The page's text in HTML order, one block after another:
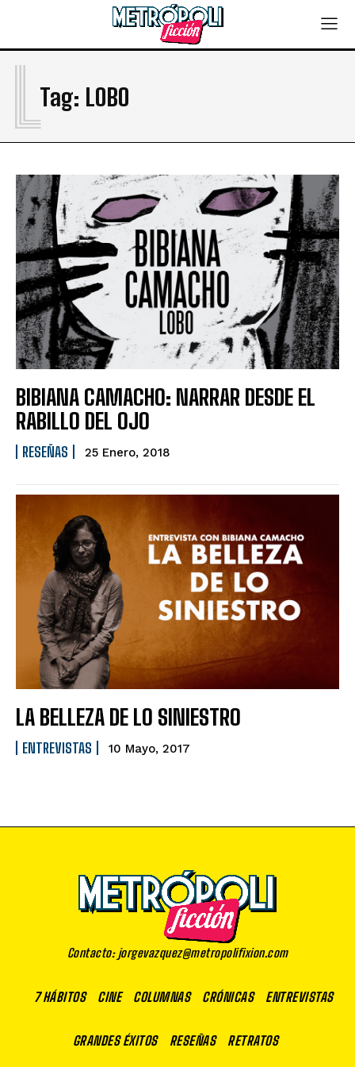
Tag: LOBO
L
BIBIANA CAMACHO: NARRAR DESDE EL
RABILLO DEL OJO
RESEÑAS 25 Enero, 2018
LA BELLEZA DE LO SINIESTRO
ENTREVISTAS 10 Mayo, 2017
Contacto: jorgevazquez@metropolifixion.com
7 HÁBITOS CINE COLUMNAS CRÓNICAS ENTREVISTAS
GRANDES ÉXITOS RESEÑAS RETRATOS